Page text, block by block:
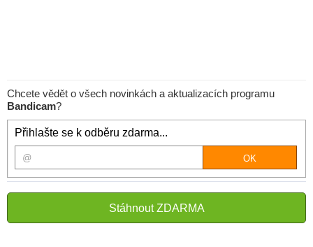
Chcete vědět o všech novinkách a aktualizacích programu
Bandicam?
Přihlašte se k odběru zdarma...
Stáhnout ZDARMA